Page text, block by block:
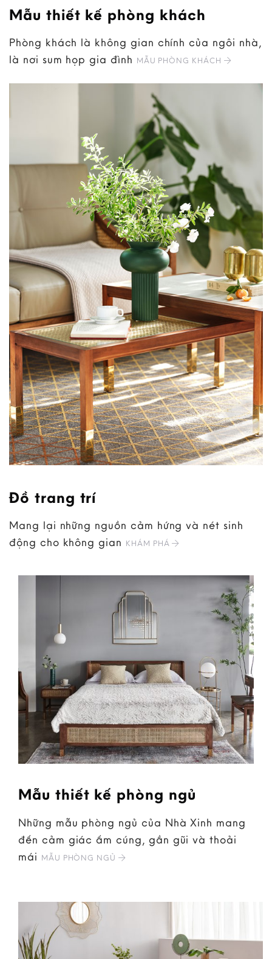
Mẫu thiết kế phòng khách
Phòng khách là không gian chính của ngôi nhà,
là nơi sum họp gia đình MẪU PHÒNG KHÁCH
Đồ trang trí
Mang lại những nguồn cảm hứng và nét sinh
động cho không gian KHÁM PHÁ
Mẫu thiết kế phòng ngủ
Những mẫu phòng ngủ của Nhà Xinh mang
đến cảm giác ấm cúng, gần gũi và thoải
mái MẪU PHÒNG NGỦ